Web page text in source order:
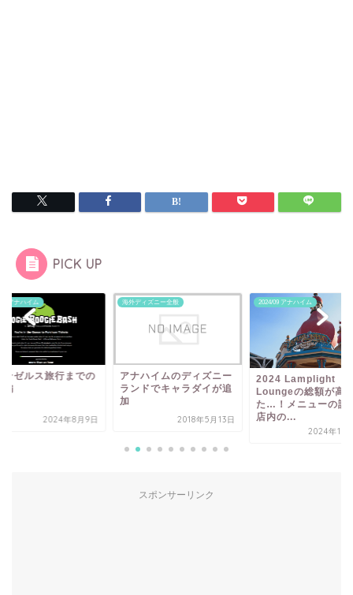
PICK UP
ィズニー全般
ハイムのディズニー
ドでキャラダイが追
2018年5月13日
2024/09 アナハイム
2024 Lamplight
Loungeの総額が高すぎ
た…！メニューの詳細や
2017/03 ウォルトディズニーワー
(WDW)
2017.03 WDW 5日
リウッドスタジオ
Fantasmic!を
スポンサーリンク